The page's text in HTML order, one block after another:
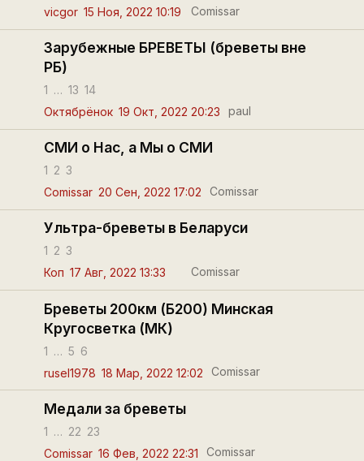
vicgor 15 Ноя, 2022 10:19 Comissar
Зарубежные БРЕВЕТЫ (бреветы вне
РБ)
1 … 13 14
Октябрёнок 19 Окт, 2022 20:23 paul
СМИ о Нас, а Мы о СМИ
1 2 3
Comissar 20 Сен, 2022 17:02 Comissar
Ультра-бреветы в Беларуси
1 2 3
Коп 17 Авг, 2022 13:33 Comissar
Бреветы 200км (Б200) Минская
Кругосветка (МК)
1 5 6
rusel1978 18 Мар, 2022 12:02 Comissar
Медали за бреветы
1 22 23
Comissar 16 Фев, 2022 22:31 Comissar